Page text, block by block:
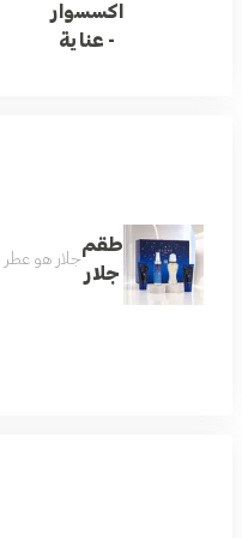
اكسسوار
- عناية
طقم
جلار
جلار هو عطر